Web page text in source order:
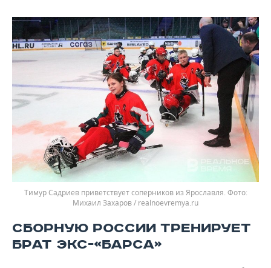
Тимур Садриев приветствует соперников из Ярославля.
Михаил Захаров / realnoevremya.ru
СБОРНУЮ РОССИИ ТРЕНИРУЕТ
БРАТ ЭКС-«БАРСА»